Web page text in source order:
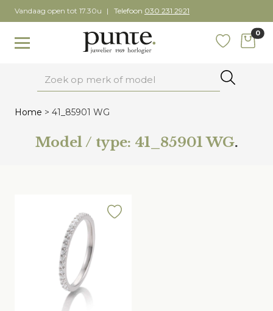
Skip
to
content
Vandaag open tot 17.30u Telefoon 030 231 2921
Toggle navigation
0
Home > 41_85901 WG
Model / type: 41_85901 WG.